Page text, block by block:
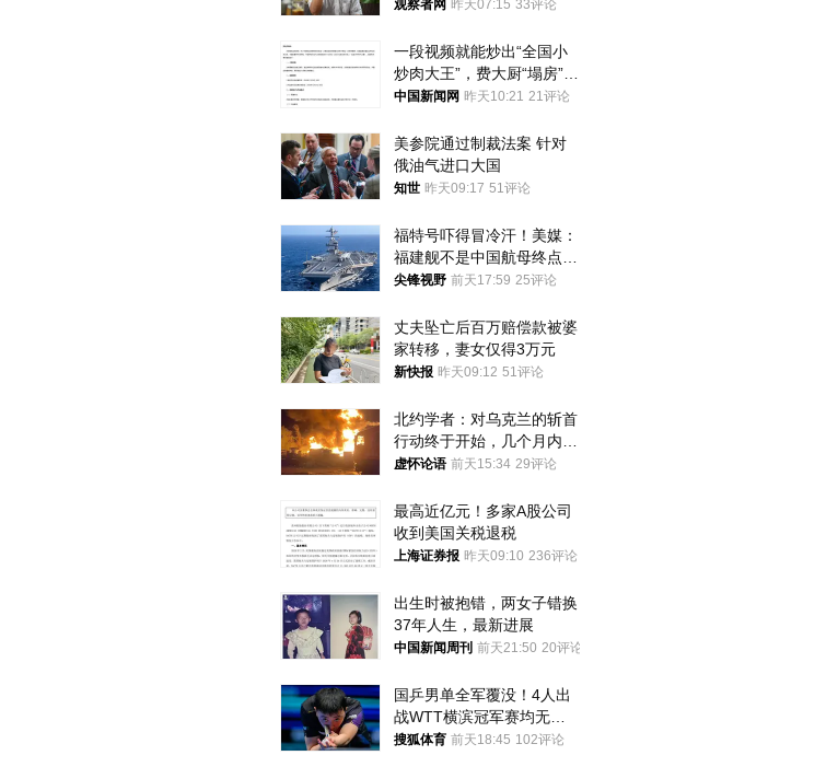
观察者网 昨天07:15 33评论
一段视频就能炒出“全国小
炒肉大王”，费大厨“塌房”了
吗？
中国新闻网 昨天10:21 21评论
美参院通过制裁法案 针对
俄油气进口大国
知世 昨天09:17 51评论
福特号吓得冒冷汗！美媒：
福建舰不是中国航母终点，
而是新起点！
尖锋视野 前天17:59 25评论
丈夫坠亡后百万赔偿款被婆
家转移，妻女仅得3万元
新快报 昨天09:12 51评论
北约学者：对乌克兰的斩首
行动终于开始，几个月内乌
将投降
虚怀论语 前天15:34 29评论
最高近亿元！多家A股公司
收到美国关税退税
上海证券报 昨天09:10 236评论
出生时被抱错，两女子错换
37年人生，最新进展
中国新闻周刊 前天21:50 20评论
国乒男单全军覆没！4人出
战WTT横滨冠军赛均无缘
八强
搜狐体育 前天18:45 102评论